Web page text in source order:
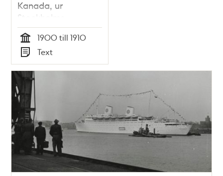
Kanada, ur
Stockholms
Dagblad 1907
Tid
1900 till 1910
Typ
Text